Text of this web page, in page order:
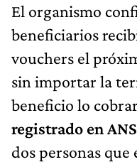
El organismo
beneficiarios
vouchers el
sin importar la
beneficio lo
registrado en
dos personas que